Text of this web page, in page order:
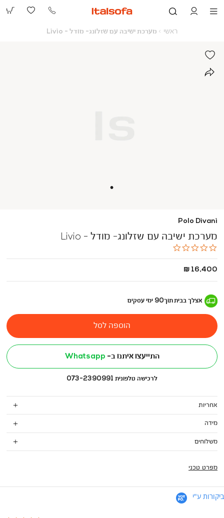
073-
ראשי ראשי
מערכת ישיבה עם שזלונג- מודל - Livio
Polo Divani
מערכת ישיבה עם שזלונג- מודל - Livio
החל
16,400 ₪
אצלך בביתתוך90 ימי עסקים
הוספה לסל
התייעצו איתנו ב- Whatsapp
לרכישה טלפונית 073-2390991
אחריות
מידה
משלוחים
מפרט טכני
ביקורות ע"י